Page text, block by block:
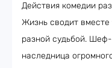
Действия комедии
Жизнь сводит
разной судьбой.
наследница